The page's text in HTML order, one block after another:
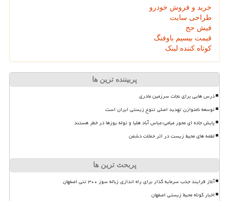
خرید و فروش خودرو
طراحی سایت
فیش حج
قیمت بیسیم باوفنگ
کوتاه کننده لینک
پربیننده ترین ها
درس هایی برای نجات سرزمین مادری
توسعه نامتوازن تهدید اصلی تنوع زیستی ایران است
پایش جاده ای محور میامی-عباس آباد هلیا و توله یوزها در خطر هستند
لطمه های محیط زیست در اثر حملات دشمن
پربحث ترین ها
آغاز فرایند جذب سرمایه گذار برای راه اندازی زباله سوز ۳۰۰ تنی اصفهان
اخبار کوتاه محیط زیستی اصفهان